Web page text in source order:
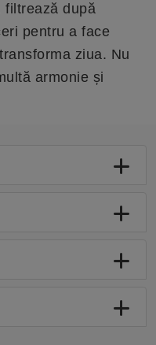
filtrează după
pentru a face
ziua. Nu
armonie și